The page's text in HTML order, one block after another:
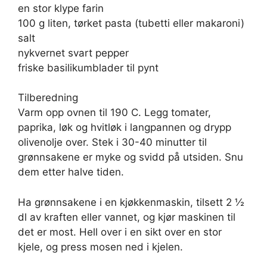
en stor klype farin
100 g liten, tørket pasta (tubetti eller makaroni)
salt
nykvernet svart pepper
friske basilikumblader til pynt
Tilberedning
Varm opp ovnen til 190 C. Legg tomater,
paprika, løk og hvitløk i langpannen og drypp
olivenolje over. Stek i 30-40 minutter til
grønnsakene er myke og svidd på utsiden. Snu
dem etter halve tiden.
Ha grønnsakene i en kjøkkenmaskin, tilsett 2 ½
dl av kraften eller vannet, og kjør maskinen til
det er most. Hell over i en sikt over en stor
kjele, og press mosen ned i kjelen.